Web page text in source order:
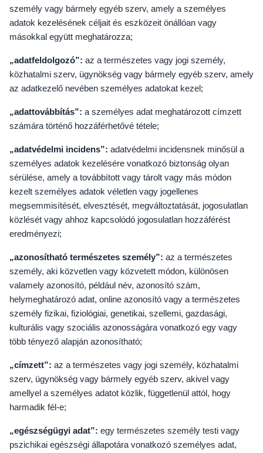
személy vagy bármely egyéb szerv, amely a személyes
adatok kezelésének céljait és eszközeit önállóan vagy
másokkal együtt meghatározza;
„adatfeldolgozó”: az a természetes vagy jogi személy,
közhatalmi szerv, ügynökség vagy bármely egyéb szerv, amely
az adatkezelő nevében személyes adatokat kezel;
„adattovábbítás”: a személyes adat meghatározott címzett
számára történő hozzáférhetővé tétele;
„adatvédelmi incidens”: adatvédelmi incidensnek minősül a
személyes adatok kezelésére vonatkozó biztonság olyan
sérülése, amely a továbbított vagy tárolt vagy más módon
kezelt személyes adatok véletlen vagy jogellenes
megsemmisítését, elvesztését, megváltoztatását, jogosulatlan
közlését vagy ahhoz kapcsolódó jogosulatlan hozzáférést
eredményezi;
„azonosítható természetes személy”: az a természetes
személy, aki közvetlen vagy közvetett módon, különösen
valamely azonosító, például név, azonosító szám,
helymeghatározó adat, online azonosító vagy a természetes
személy fizikai, fiziológiai, genetikai, szellemi, gazdasági,
kulturális vagy szociális azonosságára vonatkozó egy vagy
több tényező alapján azonosítható;
„címzett”: az a természetes vagy jogi személy, közhatalmi
szerv, ügynökség vagy bármely egyéb szerv, akivel vagy
amellyel a személyes adatot közlik, függetlenül attól, hogy
harmadik fél-e;
„egészségügyi adat”: egy természetes személy testi vagy
pszichikai egészségi állapotára vonatkozó személyes adat,